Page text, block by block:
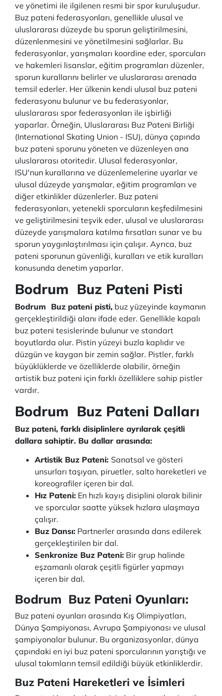
ve yönetimi ile ilgilenen resmi bir spor kuruluşudur.
Buz pateni federasyonları, genellikle ulusal ve
uluslararası düzeyde bu sporun geliştirilmesini,
düzenlenmesini ve yönetilmesini sağlarlar. Bu
federasyonlar, yarışmaları koordine eder, sporcuları
ve hakemleri lisanslar, eğitim programları düzenler,
sporun kurallarını belirler ve uluslararası arenada
temsil ederler. Her ülkenin kendi ulusal buz pateni
federasyonu bulunur ve bu federasyonlar,
uluslararası spor federasyonları ile işbirliği
yaparlar. Örneğin, Uluslararası Buz Pateni Birliği
(International Skating Union - ISU), dünya çapında
buz pateni sporunu yöneten ve düzenleyen ana
uluslararası otoritedir. Ulusal federasyonlar,
ISU'nun kurallarına ve düzenlemelerine uyarlar ve
ulusal düzeyde yarışmalar, eğitim programları ve
diğer etkinlikler düzenlerler. Buz pateni
federasyonları, yetenekli sporcuların keşfedilmesini
ve geliştirilmesini teşvik eder, ulusal ve uluslararası
düzeyde yarışmalara katılma fırsatları sunar ve bu
sporun yaygınlaştırılması için çalışır. Ayrıca, buz
pateni sporunun güvenliği, kuralları ve etik kuralları
konusunda denetim yaparlar.
Bodrum Buz Pateni Pisti
Bodrum Buz pateni pisti, buz yüzeyinde kaymanın
gerçekleştirildiği alanı ifade eder. Genellikle kapalı
buz pateni tesislerinde bulunur ve standart
boyutlarda olur. Pistin yüzeyi buzla kaplıdır ve
düzgün ve kaygan bir zemin sağlar. Pistler, farklı
büyüklüklerde ve özelliklerde olabilir, örneğin
artistik buz pateni için farklı özelliklere sahip pistler
vardır.
Bodrum Buz Pateni Dalları
Buz pateni, farklı disiplinlere ayrılarak çeşitli
dallara sahiptir. Bu dallar arasında:
Artistik Buz Pateni: Sanatsal ve gösteri
unsurları taşıyan, piruetler, salto hareketleri ve
koreografiler içeren bir dal.
Hız Pateni: En hızlı kayış disiplini olarak bilinir
ve sporcular saatte yüksek hızlara ulaşmaya
çalışır.
Buz Dansı: Partnerler arasında dans edilerek
gerçekleştirilen bir dal.
Senkronize Buz Pateni: Bir grup halinde
eşzamanlı olarak çeşitli figürler yapmayı
içeren bir dal.
Bodrum Buz Pateni Oyunları:
Buz pateni oyunları arasında Kış Olimpiyatları,
Dünya Şampiyonası, Avrupa Şampiyonası ve ulusal
şampiyonalar bulunur. Bu organizasyonlar, dünya
çapındaki en iyi buz pateni sporcularının yarıştığı ve
ulusal takımların temsil edildiği büyük etkinliklerdir.
Buz Pateni Hareketleri ve İsimleri